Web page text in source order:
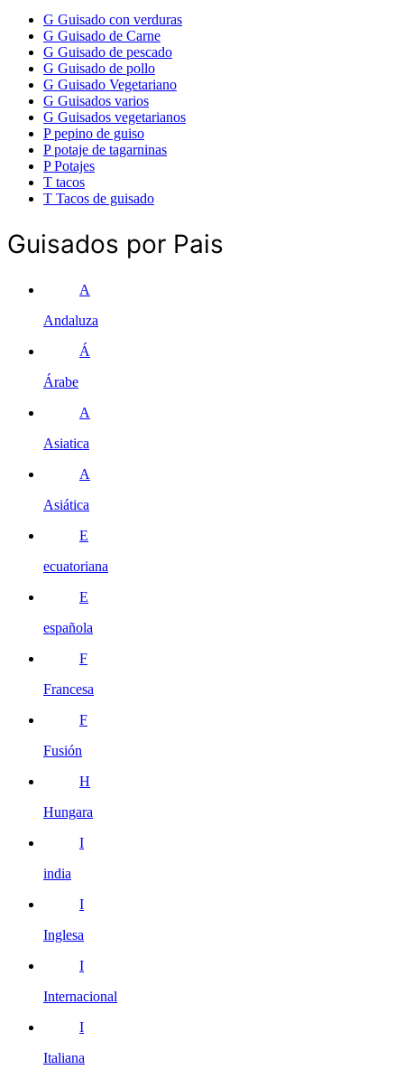
G Guisado con verduras
G Guisado de Carne
G Guisado de pescado
G Guisado de pollo
G Guisado Vegetariano
G Guisados varios
G Guisados vegetarianos
P pepino de guiso
P potaje de tagarninas
P Potajes
T tacos
T Tacos de guisado
Guisados por Pais
A
Andaluza
Á
Árabe
A
Asiatica
A
Asiática
E
ecuatoriana
E
española
F
Francesa
F
Fusión
H
Hungara
I
india
I
Inglesa
I
Internacional
I
Italiana